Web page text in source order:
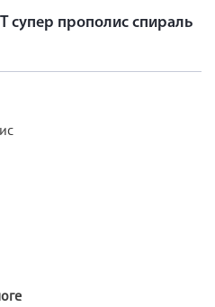
супер прополис спираль